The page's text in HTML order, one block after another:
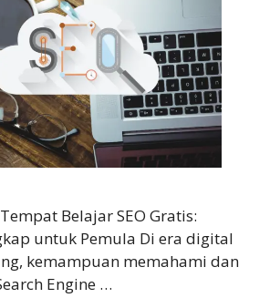
Belajar SEO Gratis:
untuk Pemula Di era digital
kemampuan memahami dan
Engine …